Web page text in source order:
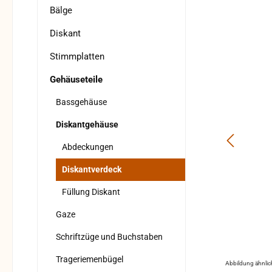
Bälge
Diskant
Stimmplatten
Gehäuseteile
Bassgehäuse
Diskantgehäuse
Abdeckungen
Diskantverdeck
Füllung Diskant
Gaze
Schriftzüge und Buchstaben
Trageriemenbügel Abbildung